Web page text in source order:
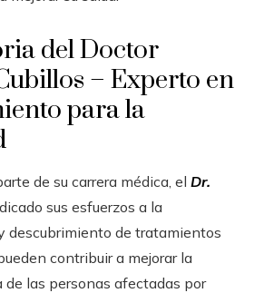
del Doctor
– Experto en
para la
de su carrera médica, el Dr.
sus esfuerzos a la
descubrimiento de tratamientos
contribuir a mejorar la
de las personas afectadas por